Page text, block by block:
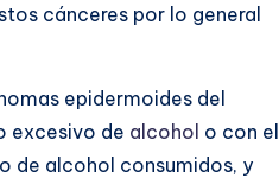
cánceres por lo general
epidermoides del
excesivo de alcohol o con el
de alcohol consumidos, y